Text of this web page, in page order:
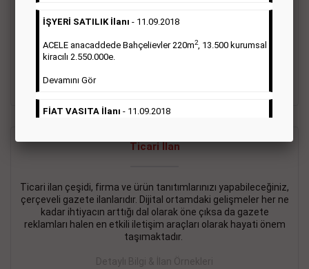
Sarı sayfa ilanlar alım- satım, duyuru, mini reklam şeklinde
ifade edilebilen ilanlardır. Gazetelerin tirajını önemli ölçüde
oluştururlar.Sabah sarı sayfa eleman ilanlarında 6 kelime
sayısı şartı aranmamaktadır.
Ticari İlan
Ticari ilan çeşidi, firma ve ürün tanıtımlarınızı yapabileceğiniz,
çerçeveli gazete ilanlarıdır. Dijital ortamdaki gelişmeler her ne
kadar ihtiyacın arttığı dal olarak öne çıksa da gazete
reklamları halen en etkili iletişim araçları olarak hayati önem
taşımaktadır.
Detaylı Bilgi & İlan Örnekleri
İŞYERİ SATILIK İlanı - 11.09.2018
ACELE anacaddede Bahçelievler 220m2, 13.500 kurumsal
kiracılı 2.550.000e.
Devamını Gör
FİAT VASITA İlanı - 11.09.2018
2.800.000e kurumsal mağaza.
BAKIRKÖY SATILIK İlanı- 11.09.2018
KARTALTEPEde kelepir 2+ 1 satılık daire